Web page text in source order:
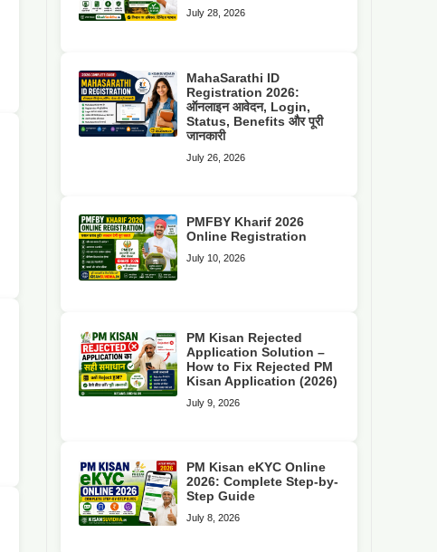
July 28, 2026
MahaSarathi ID
Registration 2026:
ऑनलाइन आवेदन, Login,
Status, Benefits और पूरी
जानकारी
July 26, 2026
PMFBY Kharif 2026
Online Registration
July 10, 2026
PM Kisan Rejected
Application Solution –
How to Fix Rejected PM
Kisan Application (2026)
July 9, 2026
PM Kisan eKYC Online
2026: Complete Step-by-
Step Guide
July 8, 2026